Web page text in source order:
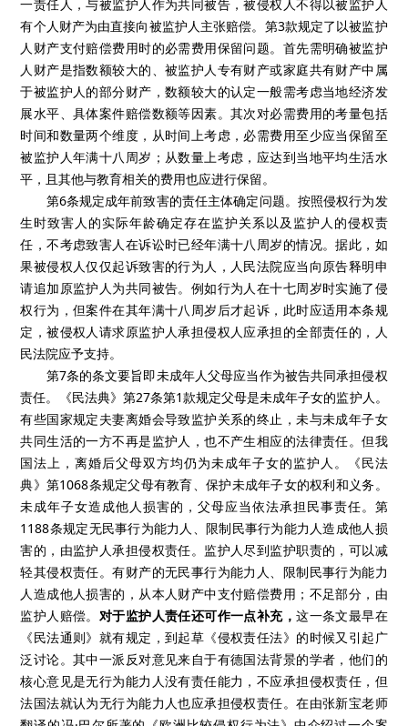
一责任人，与被监护人作为共同被告，被侵权人不得以被监护人
有个人财产为由直接向被监护人主张赔偿。第3款规定了以被监护
人财产支付赔偿费用时的必需费用保留问题。首先需明确被监护
人财产是指数额较大的、被监护人专有财产或家庭共有财产中属
于被监护人的部分财产，数额较大的认定一般需考虑当地经济发
展水平、具体案件赔偿数额等因素。其次对必需费用的考量包括
时间和数量两个维度，从时间上考虑，必需费用至少应当保留至
被监护人年满十八周岁；从数量上考虑，应达到当地平均生活水
平，且其他与教育相关的费用也应进行保留。
第6条规定成年前致害的责任主体确定问题。按照侵权行为发
生时致害人的实际年龄确定存在监护关系以及监护人的侵权责
任，不考虑致害人在诉讼时已经年满十八周岁的情况。据此，如
果被侵权人仅仅起诉致害的行为人，人民法院应当向原告释明申
请追加原监护人为共同被告。例如行为人在十七周岁时实施了侵
权行为，但案件在其年满十八周岁后才起诉，此时应适用本条规
定，被侵权人请求原监护人承担侵权人应承担的全部责任的，人
民法院应予支持。
第7条的条文要旨即未成年人父母应当作为被告共同承担侵权
责任。《民法典》第27条第1款规定父母是未成年子女的监护人。
有些国家规定夫妻离婚会导致监护关系的终止，未与未成年子女
共同生活的一方不再是监护人，也不产生相应的法律责任。但我
国法上，离婚后父母双方均仍为未成年子女的监护人。《民法
典》第1068条规定父母有教育、保护未成年子女的权利和义务。
未成年子女造成他人损害的，父母应当依法承担民事责任。第
1188条规定无民事行为能力人、限制民事行为能力人造成他人损
害的，由监护人承担侵权责任。监护人尽到监护职责的，可以减
轻其侵权责任。有财产的无民事行为能力人、限制民事行为能力
人造成他人损害的，从本人财产中支付赔偿费用；不足部分，由
监护人赔偿。 对于监护人责任还可作一点补充，这一条文最早在
《民法通则》就有规定，到起草《侵权责任法》的时候又引起广
泛讨论。其中一派反对意见来自于有德国法背景的学者，他们的
核心意见是无行为能力人没有责任能力，不应承担侵权责任，但
法国法就认为无行为能力人也应承担侵权责任。在由张新宝老师